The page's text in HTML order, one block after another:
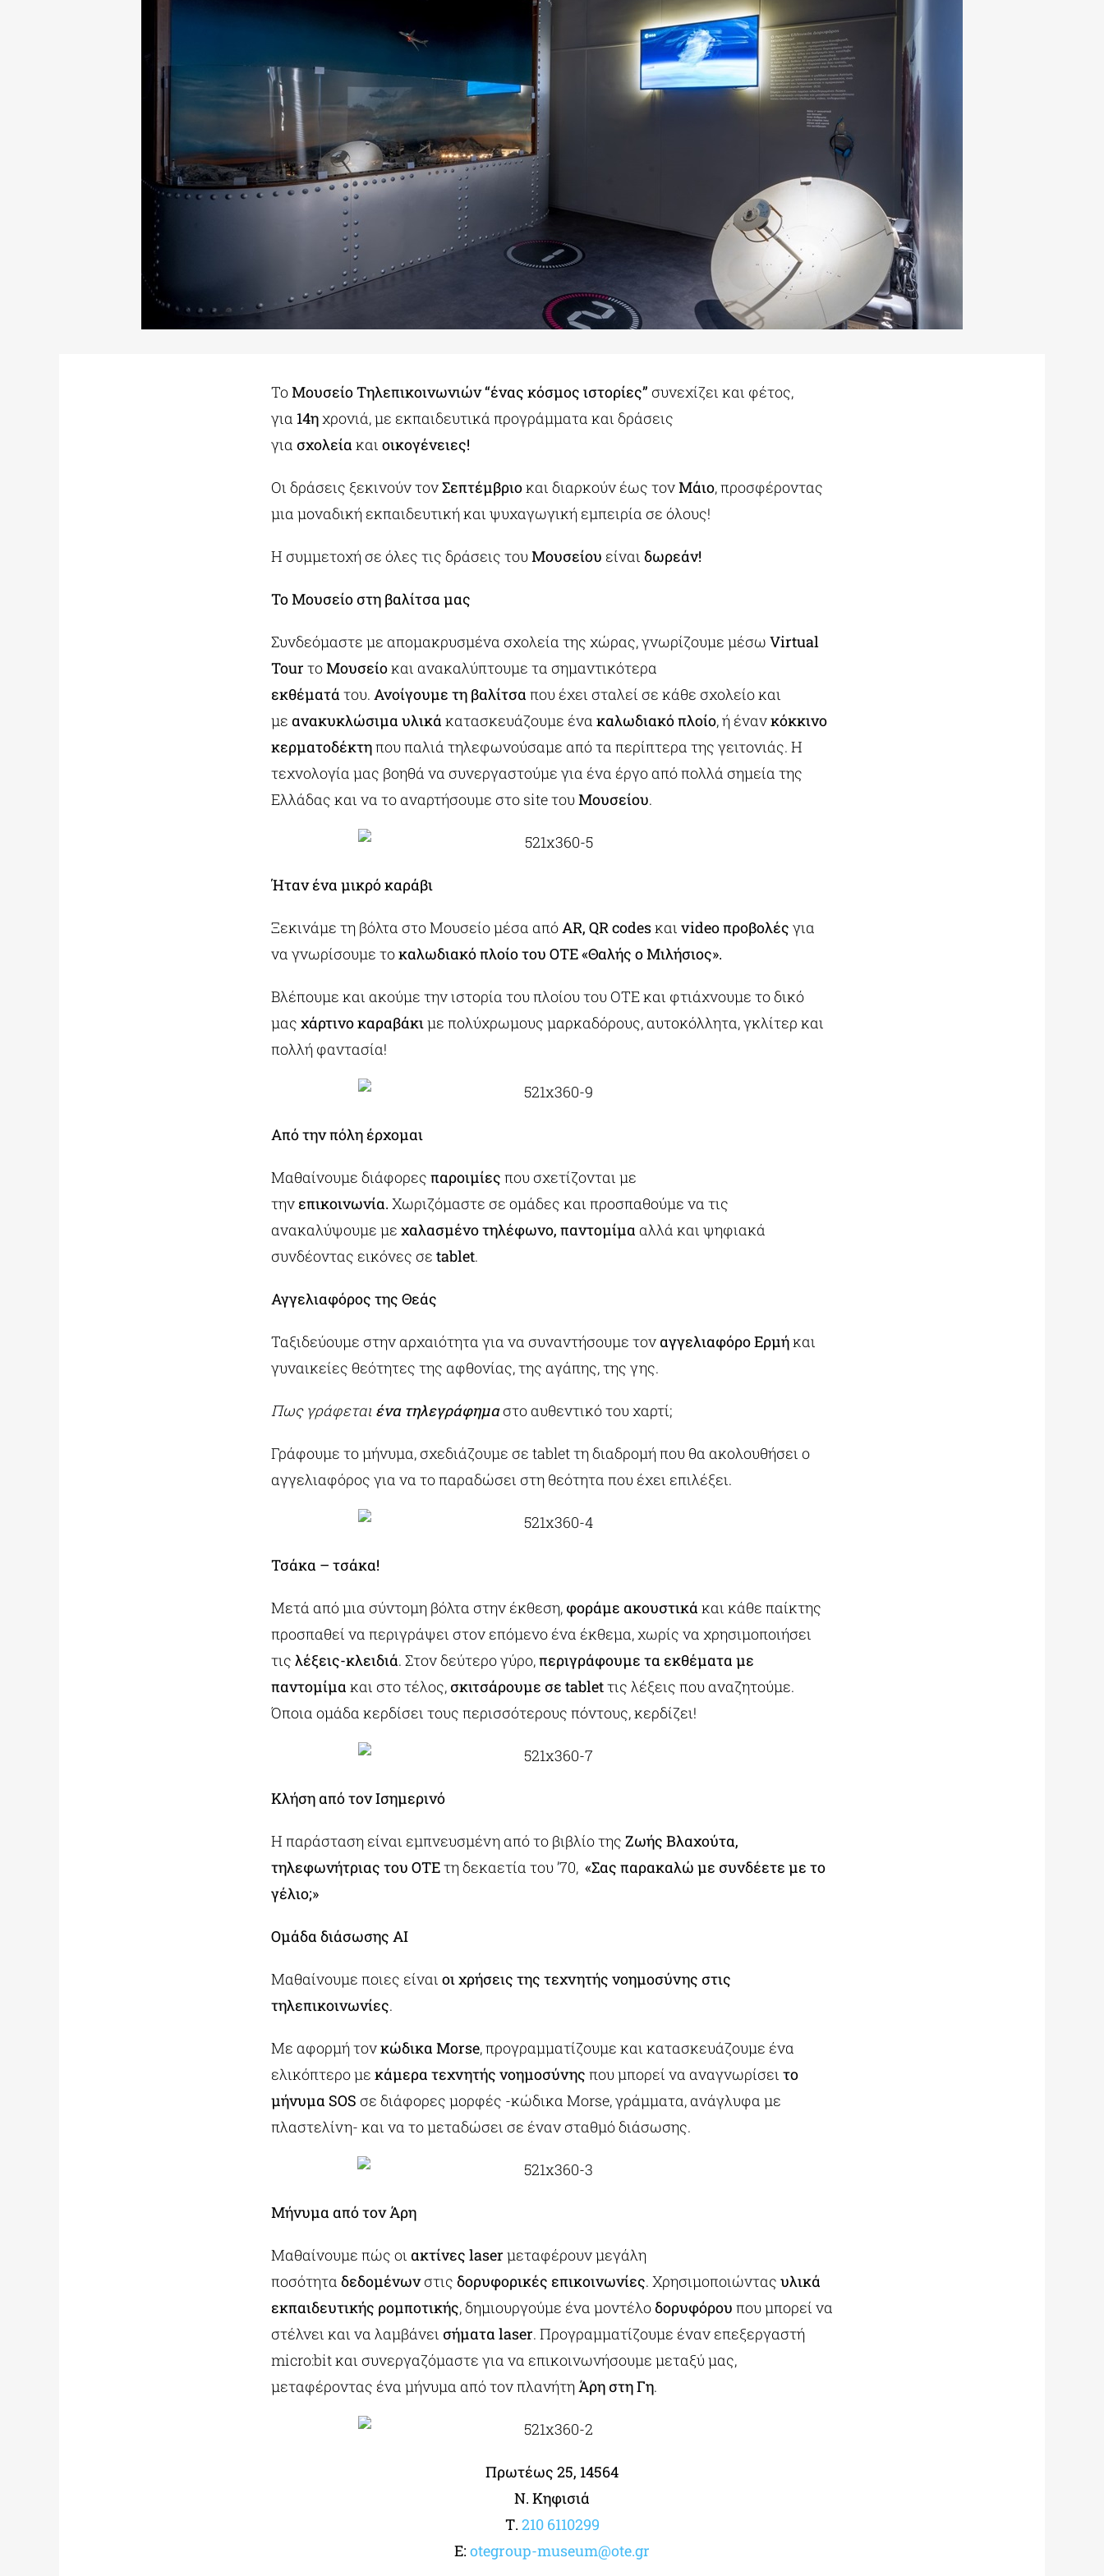
ΤοΜουσείο Τηλεπικοινωνιών“ένας κόσμος ιστορίες” συνεχίζει και φέτος,
για 14ηχρονιά, με εκπαιδευτικά προγράμματα και δράσεις
για σχολεία και οικογένειες!
Οι δράσεις ξεκινούν τονΣεπτέμβριοκαι διαρκούν έως τονΜάιο, προσφέροντας
μια μοναδική εκπαιδευτική και ψυχαγωγική εμπειρία σε όλους!
Η συμμετοχή σε όλες τις δράσεις τουΜουσείου είναι δωρεάν!
Το Μουσείο στη βαλίτσα μας
Συνδεόμαστε με απομακρυσμένα σχολεία της χώρας, γνωρίζουμε μέσω Virtual
Tour τοΜουσείοκαι ανακαλύπτουμε τα σημαντικότερα
εκθέματά του. Ανοίγουμε τη βαλίτσα που έχει σταλεί σε κάθε σχολείο και
με ανακυκλώσιμα υλικά κατασκευάζουμε ένα καλωδιακό πλοίο, ή ένανκόκκινο
κερματοδέκτηπου παλιά τηλεφωνούσαμε από τα περίπτερα της γειτονιάς. Η
τεχνολογία μας βοηθά να συνεργαστούμε για ένα έργο από πολλά σημεία της
Ελλάδας και να το αναρτήσουμε στο site τουΜουσείου.
Ήταν ένα μικρό καράβι
Ξεκινάμε τη βόλτα στο Μουσείο μέσα απόAR, QRcodesκαι videoπροβολές για
να γνωρίσουμε τοκαλωδιακό πλοίο του ΟΤΕ «Θαλής ο Μιλήσιος».
Βλέπουμε και ακούμε την ιστορία του πλοίου του ΟΤΕ και φτιάχνουμε το δικό
μας χάρτινο καραβάκιμε πολύχρωμους μαρκαδόρους, αυτοκόλλητα, γκλίτερ και
πολλή φαντασία!
Από την πόλη έρχομαι
Μαθαίνουμε διάφορες παροιμίες που σχετίζονται με
την επικοινωνία. Χωριζόμαστε σε ομάδες και προσπαθούμε να τις
ανακαλύψουμε με χαλασμένο τηλέφωνο, παντομίμα αλλά και ψηφιακά
συνδέοντας εικόνες σε tablet.
Αγγελιαφόρος της Θεάς
Ταξιδεύουμε στην αρχαιότητα για να συναντήσουμε τον αγγελιαφόρο Ερμήκαι
γυναικείες θεότητες της αφθονίας, της αγάπης, της γης.
Πως γράφεται ένα τηλεγράφημαστο αυθεντικό του χαρτί;
Γράφουμε το μήνυμα, σχεδιάζουμε σε tablet τη διαδρομή που θα ακολουθήσει ο
αγγελιαφόρος για να το παραδώσει στη θεότητα που έχει επιλέξει.
Τσάκα – τσάκα!
Μετά από μια σύντομη βόλτα στην έκθεση, φοράμε ακουστικά και κάθε παίκτης
προσπαθεί να περιγράψει στον επόμενο ένα έκθεμα, χωρίς να χρησιμοποιήσει
τις λέξεις-κλειδιά. Στον δεύτερο γύρο,περιγράφουμε τα εκθέματα με
παντομίμα και στο τέλος, σκιτσάρουμε σε tabletτις λέξεις που αναζητούμε.
Όποια ομάδα κερδίσει τους περισσότερους πόντους, κερδίζει!
Κλήση από τον Ισημερινό
Η παράσταση είναι εμπνευσμένη από το βιβλίο της Ζωής Βλαχούτα,
τηλεφωνήτριας του ΟΤΕτη δεκαετία του ’70, «Σας παρακαλώ με συνδέετε με το
γέλιο;»
Ομάδα διάσωσης ΑΙ
Μαθαίνουμε ποιες είναι οι χρήσεις της τεχνητής νοημοσύνης στις
τηλεπικοινωνίες.
Με αφορμή τονκώδικα Morse, προγραμματίζουμε και κατασκευάζουμε ένα
ελικόπτερο με κάμερα τεχνητής νοημοσύνης που μπορεί να αναγνωρίσει το
μήνυμα SOS σε διάφορες μορφές -κώδικα Morse, γράμματα, ανάγλυφα με
πλαστελίνη- και να το μεταδώσει σε έναν σταθμό διάσωσης.
Μήνυμα από τον Άρη
Μαθαίνουμε πώς οι ακτίνες laser μεταφέρουν μεγάλη
ποσότητα δεδομένωνστις δορυφορικές επικοινωνίες. Χρησιμοποιώντας υλικά
εκπαιδευτικής ρομποτικής, δημιουργούμε ένα μοντέλοδορυφόρου που μπορεί να
στέλνει και να λαμβάνει σήματα laser. Προγραμματίζουμε έναν επεξεργαστή
micro:bit και συνεργαζόμαστε για να επικοινωνήσουμε μεταξύ μας,
μεταφέροντας ένα μήνυμα από τον πλανήτηΆρη στη Γη.
Πρωτέως 25, 14564
Ν. Κηφισιά
Τ. 210 6110299
E: otegroup-museum@ote.gr